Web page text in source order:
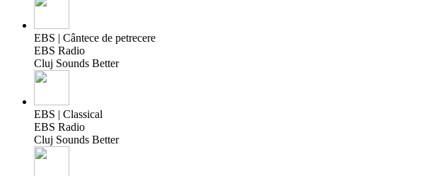
EBS | Cântece de petrecere
EBS Radio
Cluj Sounds Better
EBS | Classical
EBS Radio
Cluj Sounds Better